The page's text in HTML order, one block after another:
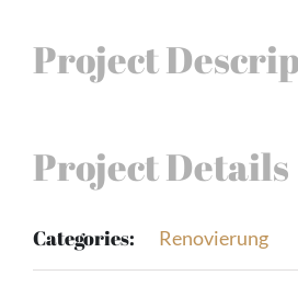
Project
Project Details
Categories: Renovierung